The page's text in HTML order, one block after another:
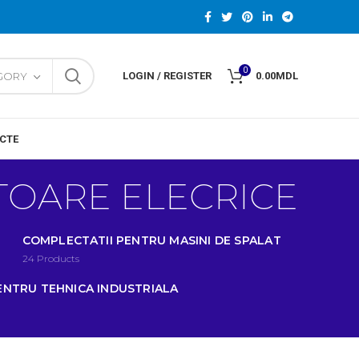
LOGIN / REGISTER 0 0.00MDL
ELECRICE
COMPLECTATII PENTRU MASINI DE SPALAT
24 Products
TEHNICA INDUSTRIALA